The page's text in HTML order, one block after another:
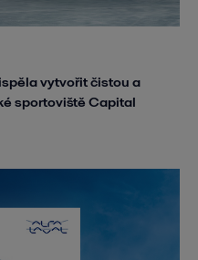
vytvořit čistou a
sportoviště Capital